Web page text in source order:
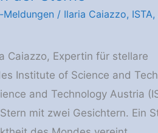
Meldungen / Ilaria Caiazzo, ISTA,
Caiazzo, Expertin für stellare
Institute of Science and
and Technology Austria
mit zwei Gesichtern. Ein